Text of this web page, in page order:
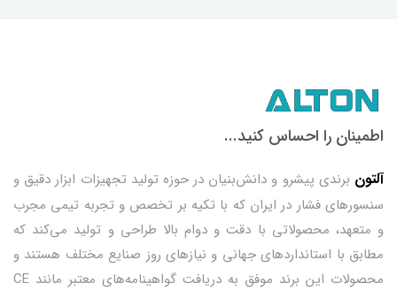
اطمینان را احساس کنید...
آلتون برندی پیشرو و دانش‌بنیان در حوزه تولید تجهیزات ابزار دقیق و
سنسورهای فشار در ایران که با تکیه بر تخصص و تجربه تیمی مجرب
و متعهد، محصولاتی با دقت و دوام بالا طراحی و تولید می‌کند که
مطابق با استانداردهای جهانی و نیازهای روز صنایع مختلف هستند و
محصولات این برند موفق به دریافت گواهینامه‌های معتبر مانند CE